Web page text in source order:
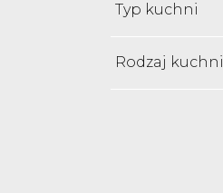
Typ kuchni
Rodzaj kuchni